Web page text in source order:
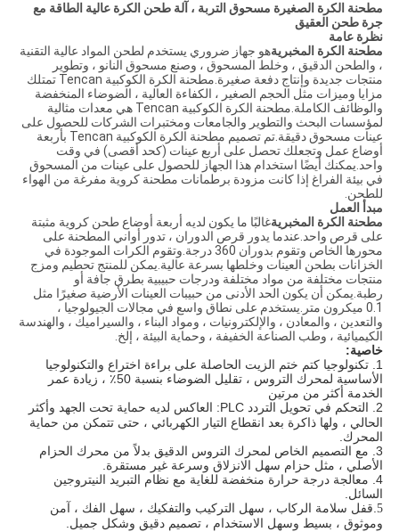
مطحنة الكرة الصغيرة مسحوق التربة ، آلة طحن الكرة عالية الطاقة مع
جرة طحن العقيق
نظرة عامة
مطحنة الكرة المخبريةهو جهاز ضروري يستخدم لطحن المواد عالية التقنية
، والطحن الدقيق ، وخلط المسحوق ، وصنع مسحوق النانو ، وتطوير
منتجات جديدة وإنتاج دفعة صغيرة.مطحنة الكرة الكوكبية Tencan تمتلك
مزايا وميزات مثل الحجم الصغير ، الكفاءة العالية ، الضوضاء المنخفضة
والوظائف الكاملة.مطحنة الكرة الكوكبية Tencan هي معدات مثالية
لمؤسسات البحث والتطوير والجامعات ومختبرات الشركات للحصول على
عينات مسحوق دقيقة.تم تصميم مطحنة الكرة الكوكبية Tencan بأربعة
أوضاع عمل وتجعلك تحصل على أربع عينات (كحد أقصى) في وقت
واحد.يمكنك أيضًا استخدام هذا الجهاز للحصول على عينات من المسحوق
في بيئة الفراغ إذا كانت مزودة برطمانات مطحنة كروية مفرغة من الهواء
للطحن.
مبدأ العمل
مطحنة الكرة المخبريةغالبًا ما يكون لديه أربعة أوضاع طحن كروية مثبتة
على قرص واحد.عندما يدور قرص الدوران ، تدور أواني المطحنة على
محورها الخاص وتقوم بدوران 360 درجة.وتقوم الكرات الموجودة في
الخزانات بطحن العينات وخلطها بسرعة عالية.يمكن للمنتج تحطيم ومزج
منتجات مختلفة من مواد مختلفة ودرجات حبيبية بطرق جافة أو
رطبة.يمكن أن يكون الحد الأدنى من حبيبات العينات الأرضية صغيرًا مثل
0.1 ميكرون متر.يستخدم على نطاق واسع في مجالات الجيولوجيا ،
والتعدين ، والمعادن ، والإلكترونيات ، ومواد البناء ، والسيراميك ، والهندسة
الكيميائية ، وطب الصناعة الخفيفة ، وحماية البيئة ، إلخ.
خاصية:
1. تكنولوجيا كتم ختم الزيت الحاصلة على براءة اختراع والتكنولوجيا
الأساسية لمحرك التروس ، تقليل الضوضاء بنسبة 50٪ ، زيادة عمر
الخدمة أكثر من مرتين
2. التحكم في تحويل التردد PLC: العاكس لديه حماية تحت
الجهد وأكثر
الحالي ، ولها ذاكرة بعد انقطاع التيار الكهربائي ، حتى تتمكن من حماية
المحرك.
3. مع التصميم الخاص لمحرك التروس الدقيق بدلاً من محرك الحزام
الأصلي ، مثل حزام سهل الانزلاق وسرعة غير مستقرة.
4. معالجة درجة حرارة منخفضة للغاية مع نظام التبريد النيتروجين
السائل.
5.قفل سلامة الركاب ، سهل التركيب والتفكيك ، سهل الفك ، آمن
وموثوق ، بسيط وسهل الاستخدام ، تصميم دقيق وشكل جميل.